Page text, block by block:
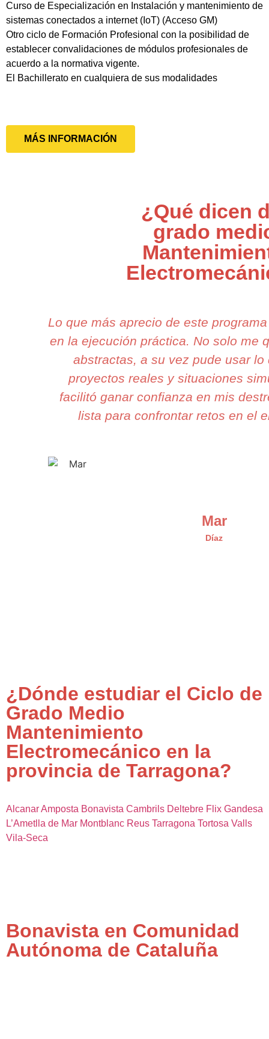
Curso de Especialización en Instalación y mantenimiento de
sistemas conectados a internet (IoT) (Acceso GM)
Otro ciclo de Formación Profesional con la posibilidad de
establecer convalidaciones de módulos profesionales de
acuerdo a la normativa vigente.
El Bachillerato en cualquiera de sus modalidades
MÁS INFORMACIÓN
¿Qué dicen
grado
Lo que más aprecio de este
en la ejecución práctica. No solo me
abstractas, a su vez pude usar lo
proyectos reales y situaciones
facilitó ganar confianza en mis
lista para confrontar retos en el
Mar
Díaz
¿Dónde estudiar el Ciclo de
Grado Medio
Mantenimiento
Electromecánico en la
provincia de Tarragona?
AlcanarAmposta Bonavista Cambrils Deltebre Flix Gandesa
L’Ametlla de Mar Montblanc Reus Tarragona Tortosa Valls
Vila-Seca
Bonavista en Comunidad
Autónoma de Cataluña